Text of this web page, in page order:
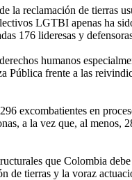
la reclamación de tierras
LGTBI apenas ha
176 lideresas y
humanos
Pública frente a las
excombatientes en
a la vez que, al menos,
que Colombia
tierras y la voraz